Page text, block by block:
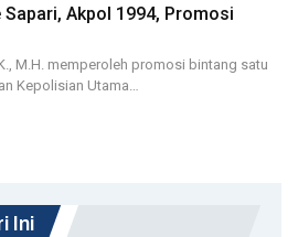
Akpol 1994, Promosi
M.H. memperoleh promosi bintang satu
Kepolisian Utama…
Ini